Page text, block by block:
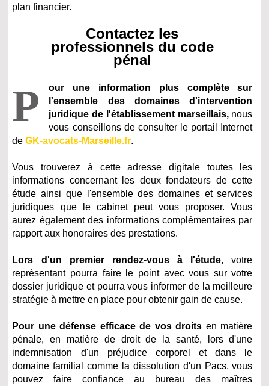
plan financier.
Contactez les
professionnels du code
pénal
P
our une information plus complète sur
l'ensemble des domaines d'intervention
juridique de l'établissement marseillais,nous
vous conseillons de consulter le portail Internet
deGK-avocats-Marseille.fr.
Vous trouverez à cette adresse digitale toutes les
informations concernant les deux fondateurs de cette
étude ainsi que l'ensemble des domaines et services
juridiques que le cabinet peut vous proposer. Vous
aurez également des informations complémentaires par
rapport aux honoraires des prestations.
Lors d'un premier rendez-vous à l'étude, votre
représentant pourra faire le point avec vous sur votre
dossier juridique et pourra vous informer de la meilleure
stratégie à mettre en place pour obtenir gain de cause.
Pour une défense efficace de vos droits en matière
pénale, en matière de droit de la santé, lors d'une
indemnisation d'un préjudice corporel et dans le
domaine familial comme la dissolution d'un Pacs, vous
pouvez faire confiance au bureau des maîtres